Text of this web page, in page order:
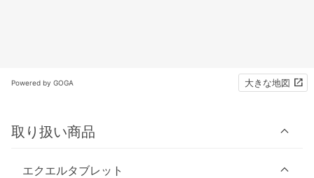
Powered by GOGA 大きな地図
取り扱い商品
エクエルタブレット